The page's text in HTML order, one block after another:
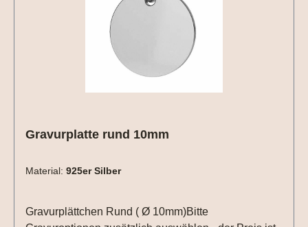
Gravurplatte rund 10mm
Material: 925er Silber
Gravurplättchen Rund ( Ø 10mm)Bitte